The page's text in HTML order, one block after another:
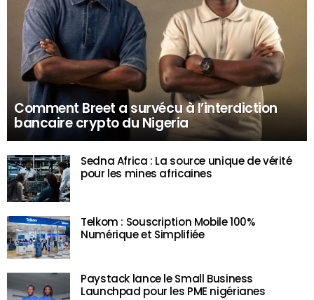
Comment Breet a survécu à l’interdiction
bancaire crypto du Nigeria
Sedna Africa : La source unique de vérité
pour les mines africaines
Telkom : Souscription Mobile 100%
Numérique et Simplifiée
Paystack lance le Small Business
Launchpad pour les PME nigérianes